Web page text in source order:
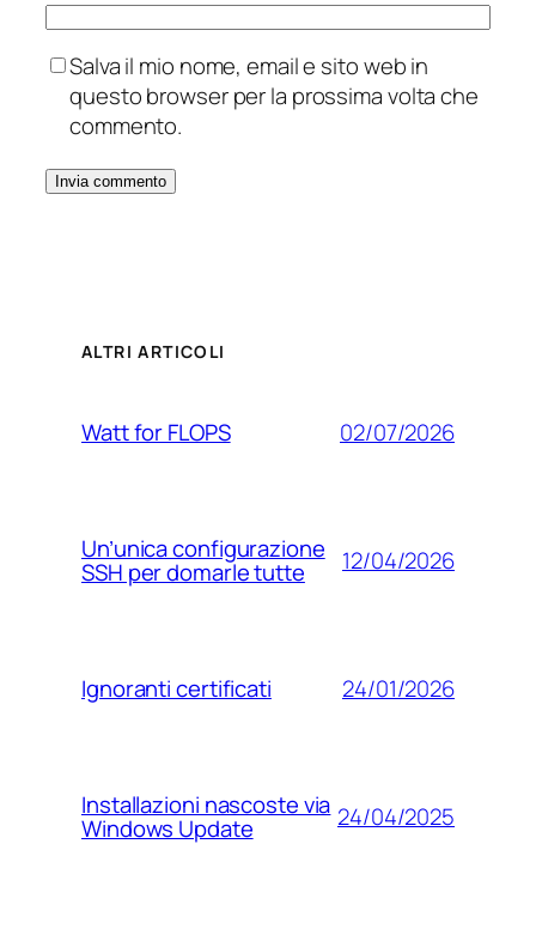
Salva il mio nome, email e sito web in
questo browser per la prossima volta che
commento.
ALTRI ARTICOLI
Watt for FLOPS 02/07/2026
Un’unica configurazione
SSH per domarle tutte 12/04/2026
Ignoranti certificati 24/01/2026
Installazioni nascoste via
Windows Update 24/04/2025